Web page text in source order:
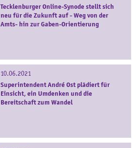
Tecklenburger Online-Synode stellt sich
neu für die Zukunft auf - Weg von der
Amts- hin zur Gaben-Orientierung
10.06.2021
Superintendent André Ost plädiert für
Einsicht, ein Umdenken und die
Bereitschaft zum Wandel